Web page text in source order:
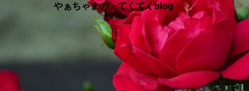
やぁちゃまの てくてくblog